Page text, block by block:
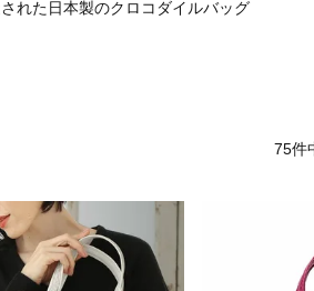
れた日本製のクロコダイルバッグ
75件